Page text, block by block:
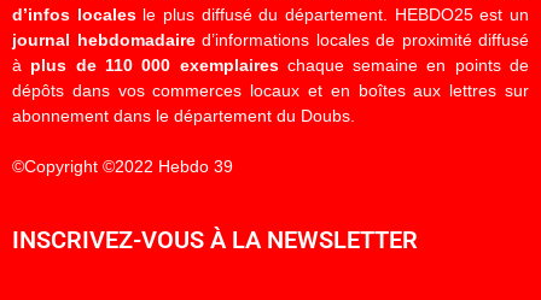
d’infos localesle plus diffusé du département. HEBDO25 est un
journal hebdomadaired’informations locales de proximité diffusé
à plus de 110 000 exemplaireschaque semaine en points de
dépôts dans vos commerces locaux et en boîtes aux lettres sur
abonnement dans le département du Doubs.
©Copyright ©2022 Hebdo 39
INSCRIVEZ-VOUS À LA NEWSLETTER